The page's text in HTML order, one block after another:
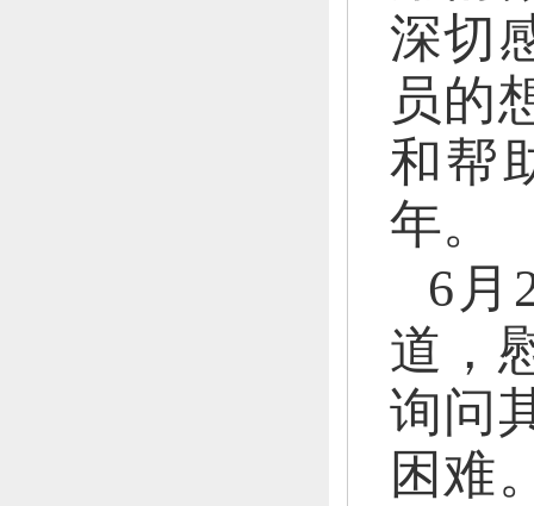
深切
员的
和帮
年。
6月
道，
询问
困难